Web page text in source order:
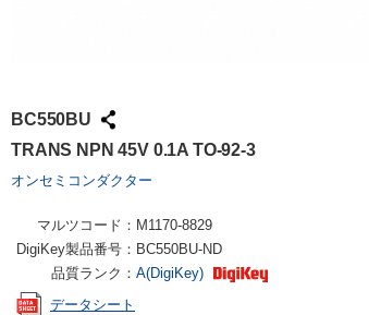
BC550BU
TRANS NPN 45V 0.1A TO-92-3
オンセミコンダクター
マルツコード： M1170-8829
DigiKey製品番号： BC550BU-ND
品質ランク： A(DigiKey)
データシート